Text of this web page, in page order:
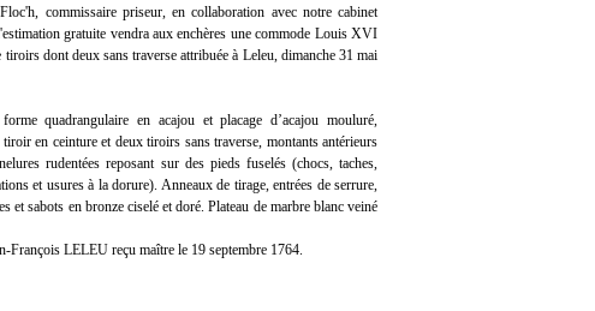
commissaire priseur, en collaboration avec notre cabinet
gratuite vendra aux enchères une commode Louis XVI
tiroirs dont deux sans traverse attribuée à Leleu, dimanche 31 mai
quadrangulaire en acajou et placage d’acajou mouluré,
en ceinture et deux tiroirs sans traverse, montants antérieurs
rudentées reposant sur des pieds fuselés (chocs, taches,
et usures à la dorure). Anneaux de tirage, entrées de serrure,
et sabots en bronze ciselé et doré. Plateau de marbre blanc veiné
François LELEU reçu maître le 19 septembre 1764.